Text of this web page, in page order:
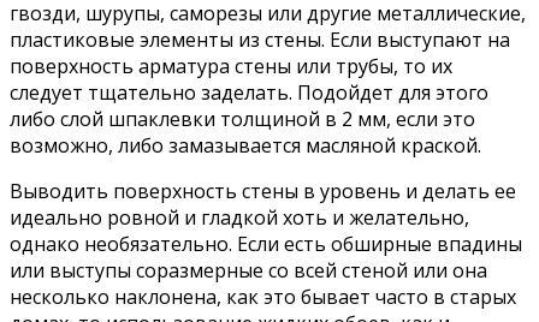
гвозди, шурупы, саморезы или другие металлические,
пластиковые элементы из стены. Если выступают на
поверхность арматура стены или трубы, то их
следует тщательно заделать. Подойдет для этого
либо слой шпаклевки толщиной в 2 мм, если это
возможно, либо замазывается масляной краской.
Выводить поверхность стены в уровень и делать ее
идеально ровной и гладкой хоть и желательно,
однако необязательно. Если есть обширные впадины
или выступы соразмерные со всей стеной или она
несколько наклонена, как это бывает часто в старых